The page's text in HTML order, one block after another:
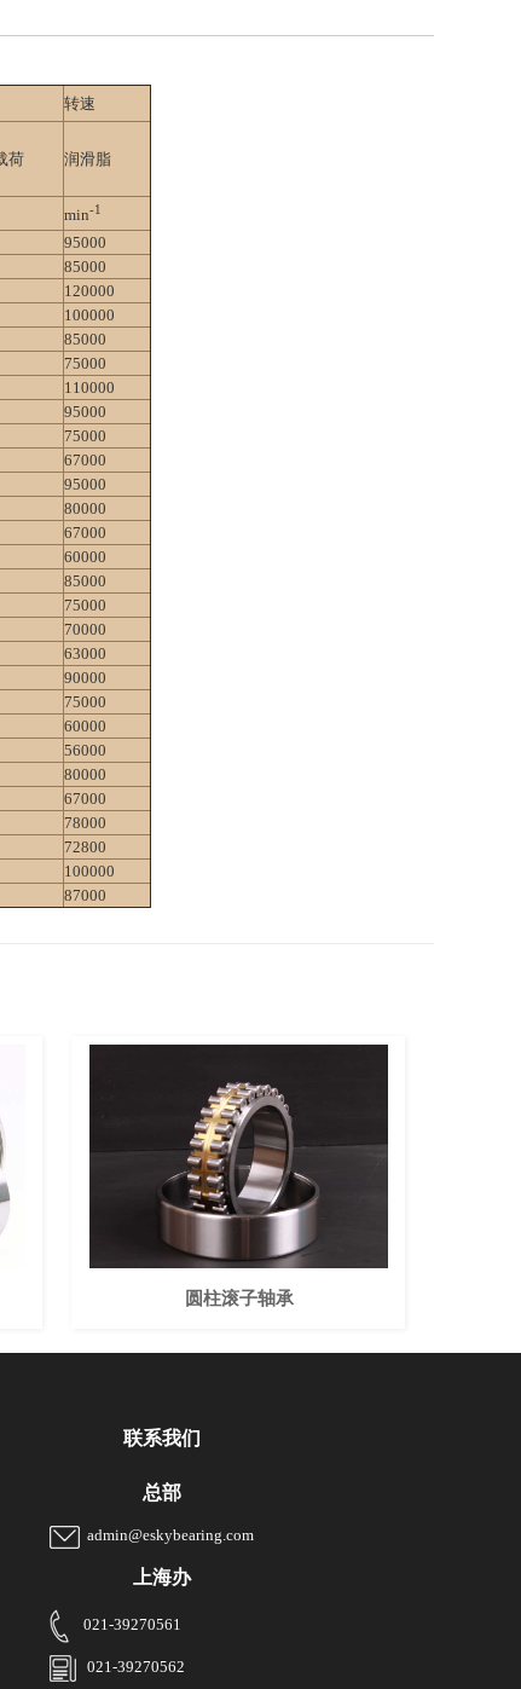
转速
荷 润滑脂
min-1
95000
85000
120000
100000
85000
75000
110000
95000
75000
67000
95000
80000
67000
60000
85000
75000
70000
63000
90000
75000
60000
56000
80000
67000
78000
72800
100000
87000
圆柱滚子轴承
联系我们
总部
admin@eskybearing.com
上海办
021-39270561
021-39270562